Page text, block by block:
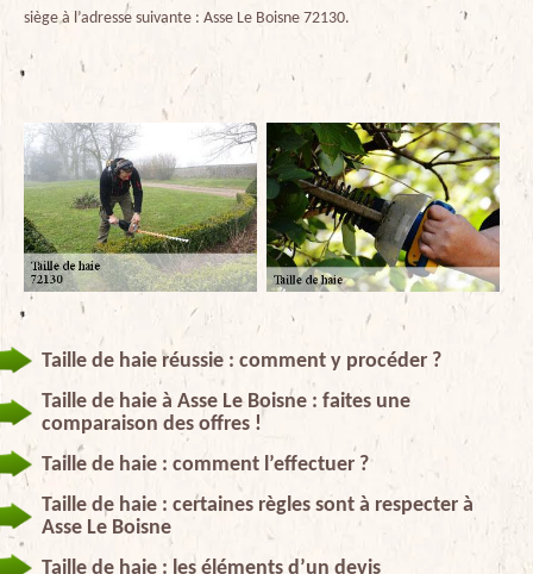
siège à l’adresse suivante : Asse Le Boisne 72130.
Taille de haie réussie : comment y procéder ?
Taille de haie à Asse Le Boisne : faites une
comparaison des offres !
Taille de haie : comment l’effectuer ?
Taille de haie : certaines règles sont à respecter à
Asse Le Boisne
Taille de haie : les éléments d’un devis